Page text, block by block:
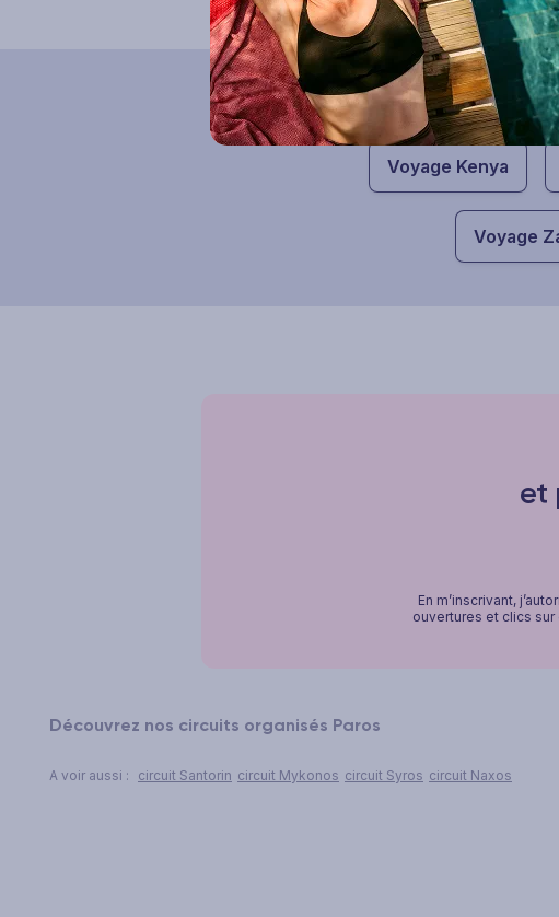
Voyage Kenya
Voyage
et
En m’inscrivant,
ouvertures et clics
Découvrez nos circuits organisés Paros
A voir aussi : circuit Santorin circuit Mykonos circuit Syros circuit Naxos